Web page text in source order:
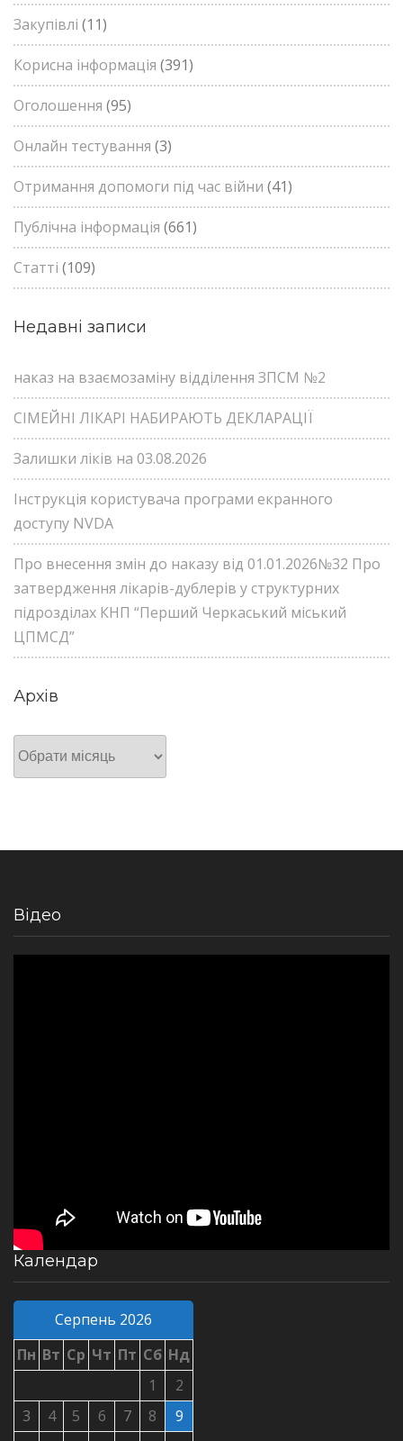
Закупівлі (11)
Корисна інформація (391)
Оголошення (95)
Онлайн тестування (3)
Отримання допомоги під час війни (41)
Публічна інформація (661)
Статті (109)
Недавні записи
наказ на взаємозаміну відділення ЗПСМ №2
СІМЕЙНІ ЛІКАРІ НАБИРАЮТЬ ДЕКЛАРАЦІЇ
Залишки ліків на 03.08.2026
Інструкція користувача програми екранного
доступу NVDA
Про внесення змін до наказу від 01.01.2026№32 Про
затвердження лікарів-дублерів у структурних
підрозділах КНП “Перший Черкаський міський
ЦПМСД”
Архів
Архів
Відео
Календар
Серпень 2026
Пн Вт Ср Чт Пт Сб Нд
1
2
3
4 5 6 7 8
9